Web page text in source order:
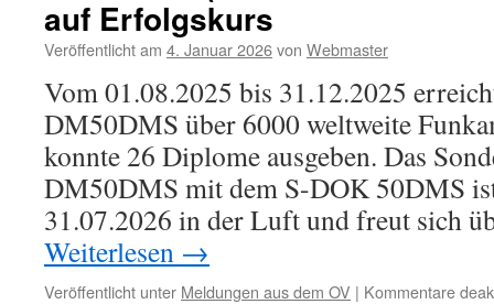
auf Erfolgskurs
Veröffentlicht am 4. Januar 2026von Webmaster
Vom 01.08.2025 bis 31.12.2025
DM50DMS über 6000 weltweite
konnte 26 Diplome ausgeben. Das
DM50DMS mit dem S-DOK 50DMS
31.07.2026 in der Luft und freut sich
Weiterlesen →
Veröffentlicht unter Meldungen aus dem OV | Kommentare